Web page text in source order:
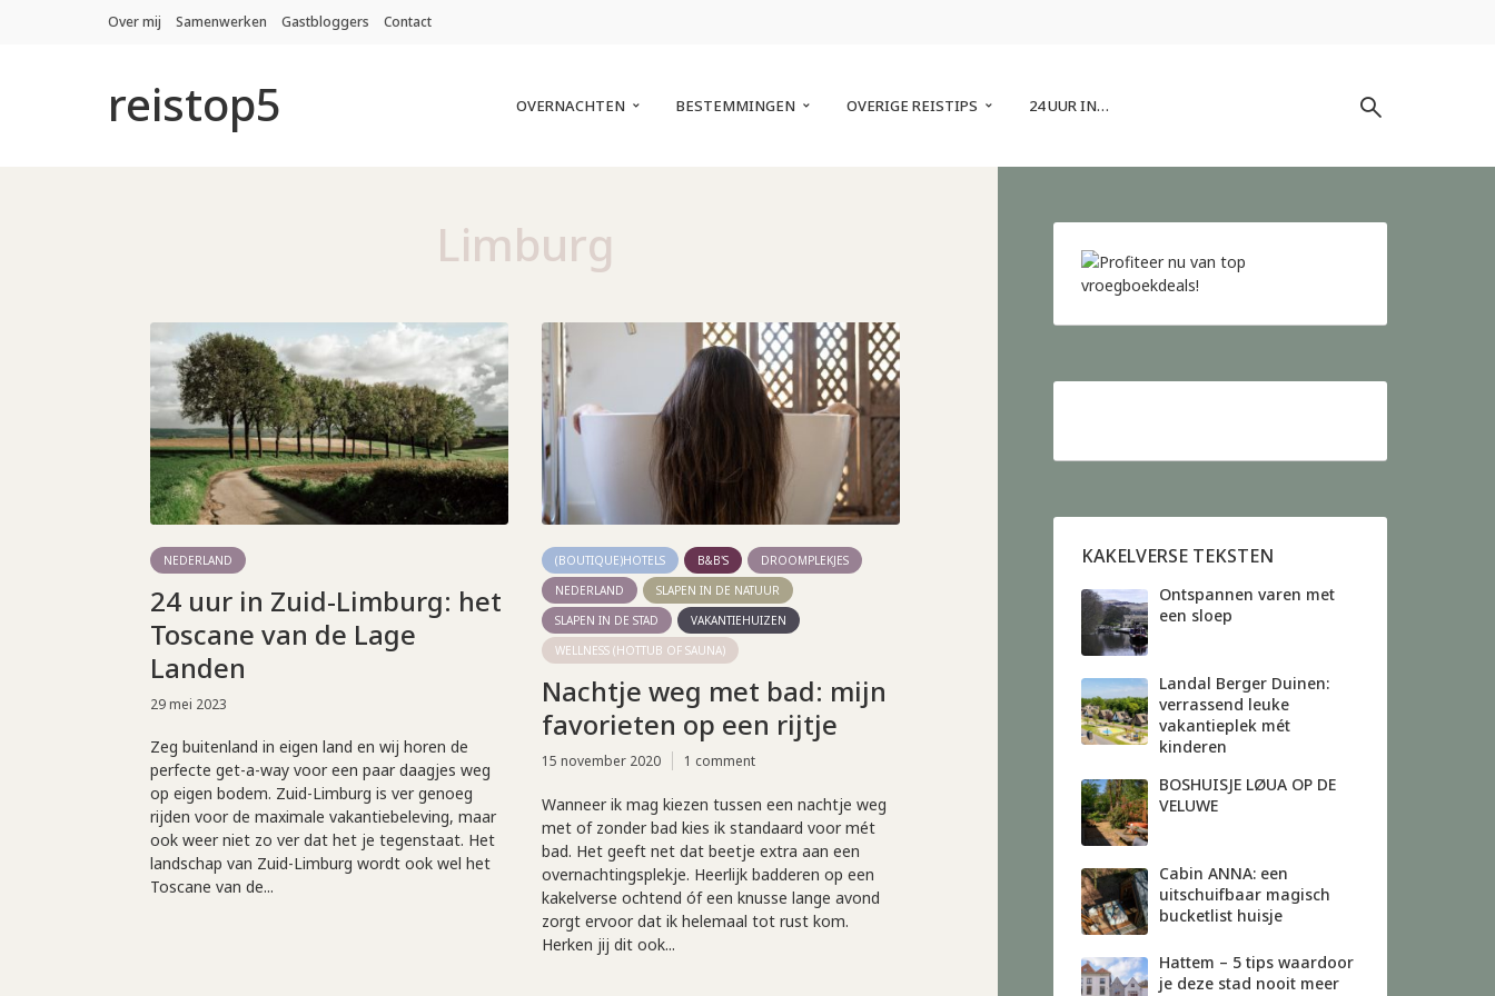
Over mij Samenwerken Gastbloggers Contact
reistop5 OVERNACHTEN BESTEMMINGEN OVERIGE REISTIPS 24 UUR IN…
Limburg
NEDERLAND
24 uur in Zuid-Limburg: het
Toscane van de Lage
Landen
29 mei 2023
Zeg buitenland in eigen land en wij horen de
perfecte get-a-way voor een paar daagjes weg
op eigen bodem. Zuid-Limburg is ver genoeg
rijden voor de maximale vakantiebeleving, maar
ook weer niet zo ver dat het je tegenstaat. Het
landschap van Zuid-Limburg wordt ook wel het
Toscane van de...
(BOUTIQUE)HOTELS B&B'S
DROOMPLEKJES
NEDERLAND
SLAPEN IN DE NATUUR
SLAPEN IN DE STAD
VAKANTIEHUIZEN
WELLNESS (HOTTUB OF SAUNA)
Nachtje weg met bad: mijn
favorieten op een rijtje
15 november 2020 1 comment
Wanneer ik mag kiezen tussen een nachtje weg
met of zonder bad kies ik standaard voor mét
bad. Het geeft net dat beetje extra aan een
overnachtingsplekje. Heerlijk badderen op een
kakelverse ochtend óf een knusse lange avond
zorgt ervoor dat ik helemaal tot rust kom.
Herken jij dit ook...
KAKELVERSE TEKSTEN
Ontspannen varen met
een sloep
Landal Berger Duinen:
verrassend leuke
vakantieplek mét
kinderen
BOSHUISJE LØUA OP DE
VELUWE
Cabin ANNA: een
uitschuifbaar magisch
bucketlist huisje
Hattem – 5 tips waardoor
je deze stad nooit meer